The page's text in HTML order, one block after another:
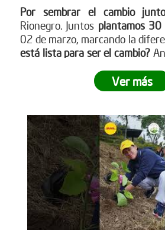
Por sembrar el cambio
Rionegro. Juntos plantamos 30
02 de marzo, marcando la
está lista para ser el cambio?
información sobre cómo
nuestro sitio web
Ver más